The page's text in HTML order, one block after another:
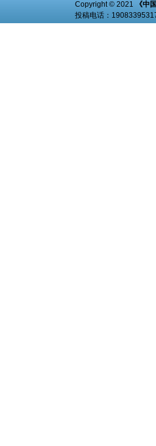
Copyright © 2021
《中
投稿电话：